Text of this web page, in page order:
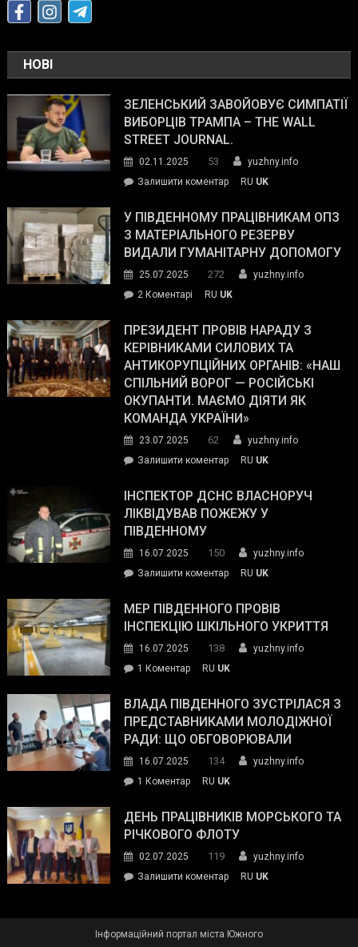
НОВІ
ЗЕЛЕНСЬКИЙ ЗАВОЙОВУЄ СИМПАТІЇ
ВИБОРЦІВ ТРАМПА – THE WALL
STREET JOURNAL.
02.11.2025 53
yuzhny.info
Залишити коментарon
завойовує
симпатії
виборців
The
Street
Journal.
RU UK
У ПІВДЕННОМУ ПРАЦІВНИКАМ ОПЗ
З МАТЕРІАЛЬНОГО РЕЗЕРВУ
ВИДАЛИ ГУМАНІТАРНУ ДОПОМОГУ
25.07.2025 272
yuzhny.info
2 Коментарі
Південному
працівникам
ОПЗ
з
матеріального
резерву
гуманітарну
допомогу
RU UK
ПРЕЗИДЕНТ ПРОВІВ НАРАДУ З
КЕРІВНИКАМИ СИЛОВИХ ТА
АНТИКОРУПЦІЙНИХ ОРГАНІВ: «НАШ
СПІЛЬНИЙ ВОРОГ — РОСІЙСЬКІ
ОКУПАНТИ. МАЄМО ДІЯТИ ЯК
КОМАНДА УКРАЇНИ»
23.07.2025 62
yuzhny.info
Залишити коментарon
провів
нараду
силових
та
органів:
«Наш
спільний
окупанти.
Маємо
діяти
команда
RU UK
ІНСПЕКТОР ДСНС ВЛАСНОРУЧ
ЛІКВІДУВАВ ПОЖЕЖУ У
ПІВДЕННОМУ
16.07.2025 150
yuzhny.info
Залишити коментарon
ДСНС
власноруч
пожежу
у
RU UK
МЕР ПІВДЕННОГО ПРОВІВ
ІНСПЕКЦІЮ ШКІЛЬНОГО УКРИТТЯ
16.07.2025 138
yuzhny.info
1 Коментардо
Південного
провів
інспекцію
укриття
RU UK
ВЛАДА ПІВДЕННОГО ЗУСТРІЛАСЯ З
ПРЕДСТАВНИКАМИ МОЛОДІЖНОЇ
РАДИ: ЩО ОБГОВОРЮВАЛИ
16.07.2025 134
yuzhny.info
1 Коментардо
Південного
зустрілася
представниками
молодіжної
обговорювали
RU UK
ДЕНЬ ПРАЦІВНИКІВ МОРСЬКОГО ТА
РІЧКОВОГО ФЛОТУ
02.07.2025 119
yuzhny.info
Залишити коментарon
RU UK
Інформаційний портал міста Южного